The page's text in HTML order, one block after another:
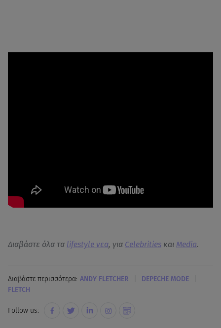
Διαβάστε όλα τα lifestyle νεα, για Celebrities και Media.
Διαβάστε περισσότερα: ANDY FLETCHER DEPECHE MODE
FLETCH
Follow us: